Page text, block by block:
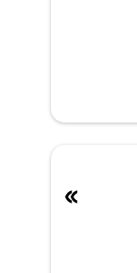
»